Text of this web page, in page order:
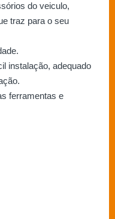
do veiculo,
traz para o seu
instalação, adequado
ferramentas e